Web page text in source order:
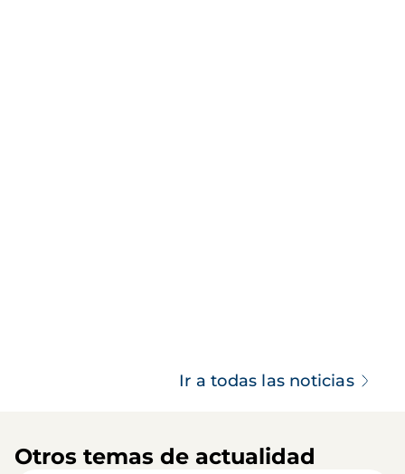
Ir a todas las noticias
Otros temas de actualidad